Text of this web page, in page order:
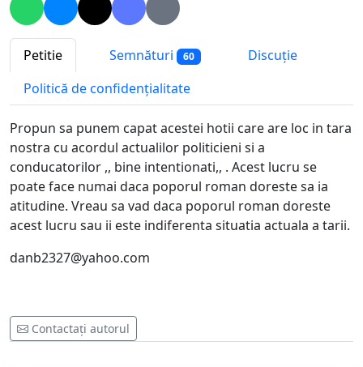
Petitie Semnături 60
Discuție
Politică de confidențialitate
Propun sa punem capat acestei hotii care are loc in tara
nostra cu acordul actualilor politicieni si a
conducatorilor ,, bine intentionati,, . Acest lucru se
poate face numai daca poporul roman doreste sa ia
atitudine. Vreau sa vad daca poporul roman doreste
acest lucru sau ii este indiferenta situatia actuala a tarii.
danb2327@yahoo.com
Contactați autorul